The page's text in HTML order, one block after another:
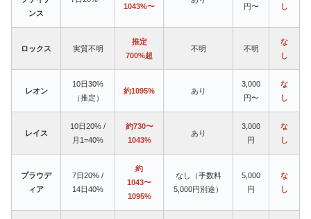
ンス
1043%〜
円〜
し
ロックス 実質不明
推定
700%超
不明 不明
な
し
レオン
10日30%
（推定）
約1095% あり
3,000
円〜
な
し
レイス
10日20% /
月1=40%
約730〜
1043%
あり
3,000
円
な
し
プラウデ
ィア
7日20% /
14日40%
約
1043〜
1095%
なし（手数料
5,000円別途）
5,000
円
な
し